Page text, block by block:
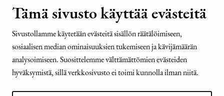
Tämä sivusto käyttää evästeitä
Sivustollamme käytetään evästeitä sisällön räätälöimiseen,
sosiaalisen median ominaisuuksien tukemiseen ja kävijämäärän
analysoimiseen. Suosittelemme välttämättömien evästeiden
hyväksymistä, sillä verkkosivusto ei toimi kunnolla ilman niitä.
Presidentti.fi-sivuston saavutettavuusseloste
Yhteystiedot